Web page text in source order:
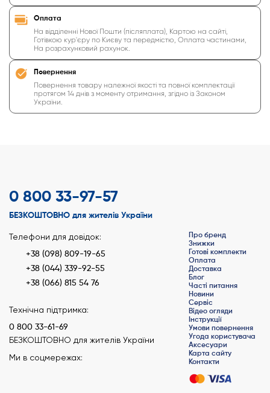
Оплата
На відділенні Нової Пошти (післяплата), Картою на сайті,
Готівкою кур'єру по Києву та передмістю, Оплата частинами,
На розрахунковий рахунок.
Повернення
Повернення товару належної якості та повної комплектації
протягом 14 днів з моменту отримання, згідно із Законом
України.
0 800 33-97-57
БЕЗКОШТОВНО для жителів України
Телефони для довідок:
+38 (098) 809-19-65
+38 (044) 339-92-55
+38 (066) 815 54 76
Технічна підтримка:
0 800 33-61-69
БЕЗКОШТОВНО для жителів України
Ми в соцмережах:
Про бренд
Знижки
Готові комплекти
Оплата
Доставка
Блог
Часті питання
Новини
Сервіс
Відео огляди
Інструкції
Умови повернення
Угода користувача
Аксесуари
Карта сайту
Контакти